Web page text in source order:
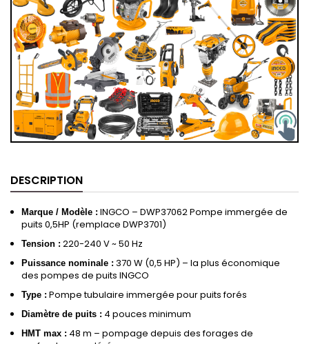
DESCRIPTION
Marque / Modèle : INGCO – DWP37062 Pompe immergée de
puits 0,5HP (remplace DWP3701)
Tension : 220-240 V ~ 50 Hz
Puissance nominale : 370 W (0,5 HP) – la plus économique
des pompes de puits INGCO
Type : Pompe tubulaire immergée pour puits forés
Diamètre de puits : 4 pouces minimum
HMT max : 48 m – pompage depuis des forages de